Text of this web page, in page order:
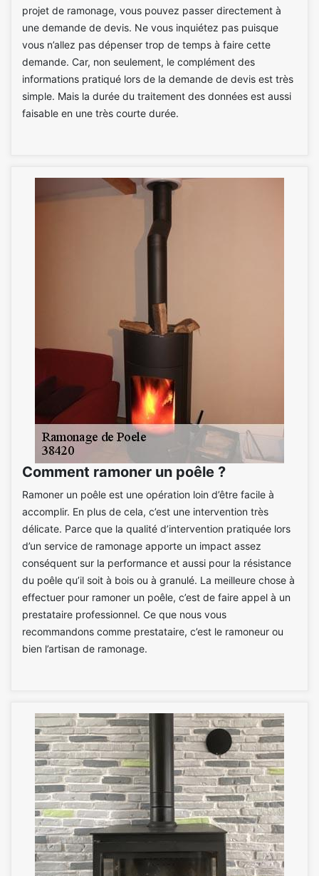
projet de ramonage, vous pouvez passer directement à
une demande de devis. Ne vous inquiétez pas puisque
vous n’allez pas dépenser trop de temps à faire cette
demande. Car, non seulement, le complément des
informations pratiqué lors de la demande de devis est très
simple. Mais la durée du traitement des données est aussi
faisable en une très courte durée.
Comment ramoner un poêle ?
Ramoner un poêle est une opération loin d’être facile à
accomplir. En plus de cela, c’est une intervention très
délicate. Parce que la qualité d’intervention pratiquée lors
d’un service de ramonage apporte un impact assez
conséquent sur la performance et aussi pour la résistance
du poêle qu’il soit à bois ou à granulé. La meilleure chose à
effectuer pour ramoner un poêle, c’est de faire appel à un
prestataire professionnel. Ce que nous vous
recommandons comme prestataire, c’est le ramoneur ou
bien l’artisan de ramonage.